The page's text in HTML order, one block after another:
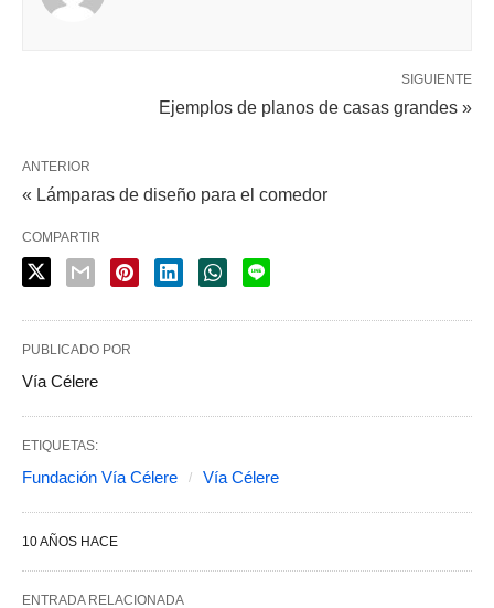
SIGUIENTE
Ejemplos de planos de casas grandes »
ANTERIOR
« Lámparas de diseño para el comedor
COMPARTIR
PUBLICADO POR
Vía Célere
ETIQUETAS:
Fundación Vía Célere Vía Célere
10 AÑOS HACE
ENTRADA RELACIONADA